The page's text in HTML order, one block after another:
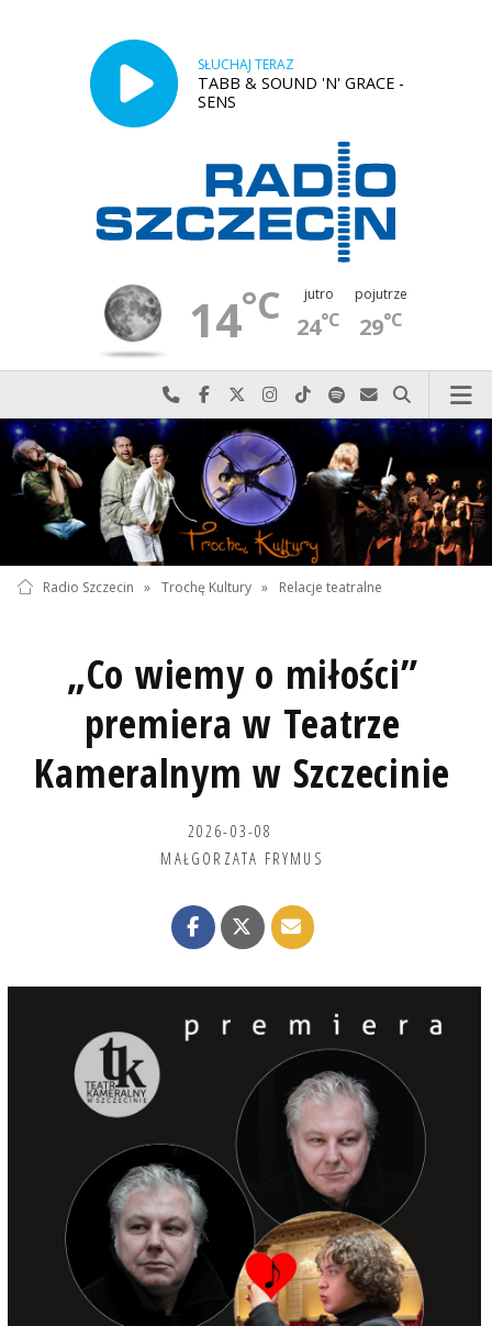
SŁUCHAJ TERAZ
TABB & SOUND 'N' GRACE -
SENS
14°C jutro
24°C
pojutrze
29°C
Najlepiej po prostu do nas zadzwoń
Odwiedź nas na Facebook-u
Odwiedź nas na X
Odwiedź nas na Instagram-ie
Odwiedź nas na TikTok-u
Szukaj nas na Spotify
Wyślij do nas
Szukaj
Radio Szczecin » Trochę Kultury » Relacje teatralne
„Co wiemy o miłości”
premiera w Teatrze
Kameralnym w Szczecinie
2026-03-08
MAŁGORZATA FRYMUS